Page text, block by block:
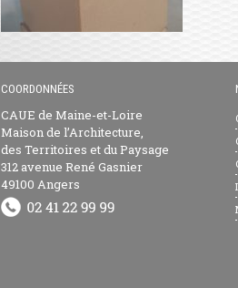
COORDONNÉES
CAUE de Maine-et-Loire
Maison de l’Architecture,
des Territoires et du Paysage
312 avenue René Gasnier
49100 Angers